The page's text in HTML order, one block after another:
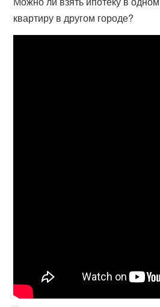
квартиру в другом городе?